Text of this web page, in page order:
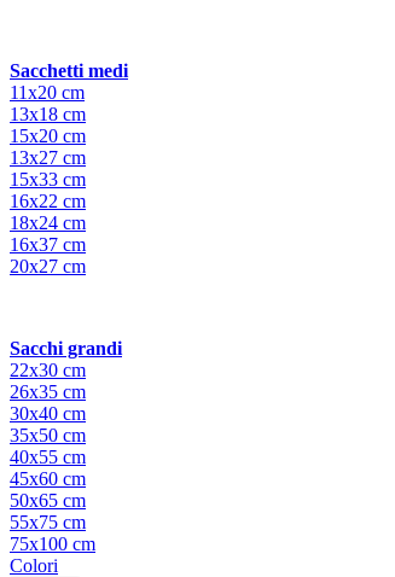
Sacchetti medi
11x20 cm
13x18 cm
15x20 cm
13x27 cm
15x33 cm
16x22 cm
18x24 cm
16x37 cm
20x27 cm
Sacchi grandi
22x30 cm
26x35 cm
30x40 cm
35x50 cm
40x55 cm
45x60 cm
50x65 cm
55x75 cm
75x100 cm
Colori